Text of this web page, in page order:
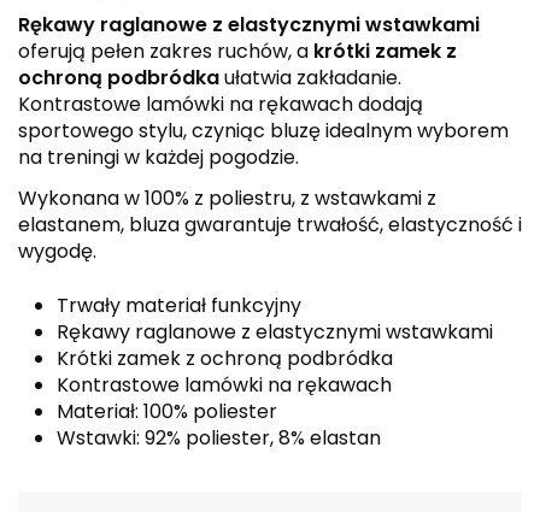
Rękawy raglanowe z elastycznymi wstawkami
oferują pełen zakres ruchów, a krótki zamek z
ochroną podbródkaułatwia zakładanie.
Kontrastowe lamówki na rękawach dodają
sportowego stylu, czyniąc bluzę idealnym wyborem
na treningi w każdej pogodzie.
Wykonana w 100% z poliestru, z wstawkami z
elastanem, bluza gwarantuje trwałość, elastyczność i
wygodę.
Trwały materiał funkcyjny
Rękawy raglanowe z elastycznymi wstawkami
Krótki zamek z ochroną podbródka
Kontrastowe lamówki na rękawach
Materiał: 100% poliester
Wstawki: 92% poliester, 8% elastan